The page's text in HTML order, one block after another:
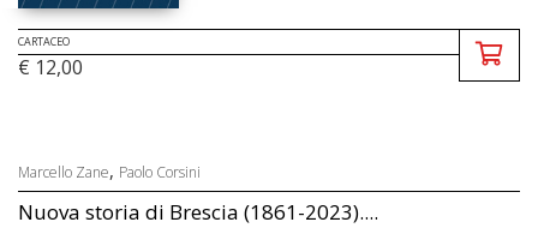
CARTACEO
€ 12,00
Marcello Zane, Paolo Corsini
Nuova storia di Brescia (1861-2023)....